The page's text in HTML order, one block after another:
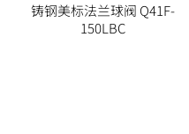
铸钢美标法兰球阀 Q41F-
150LBC